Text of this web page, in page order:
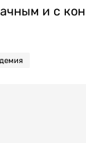
и с